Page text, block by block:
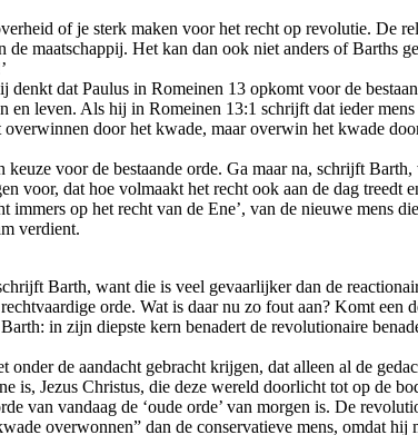
of je sterk maken voor het recht op revolutie. De
maatschappij. Het kan dan ook niet anders of Barths
dat Paulus in Romeinen 13 opkomt voor de
leven. Als hij in Romeinen 13:1 schrijft dat ieder
door het kwade, maar overwin het kwade
voor de bestaande orde. Ga maar na, schrijft Barth,
voor, dat hoe volmaakt het recht ook aan de dag treedt
op het recht van de Ene’, van de nieuwe mens
verdient.
Barth, want die is veel gevaarlijker dan de
orde. Wat is daar nu zo fout aan? Komt een
in zijn diepste kern benadert de revolutionaire
de aandacht gebracht krijgen, dat alleen al de
Jezus Christus, die deze wereld doorlicht tot op de
van vandaag de ‘oude or­de’ van morgen is. De
overwonnen” dan de conservatieve mens, omdat hij